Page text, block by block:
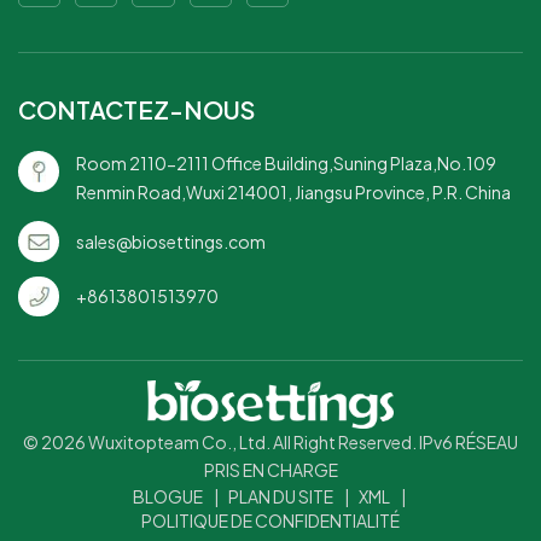
fonctionnel : combine
et pratique : facile à
manipuler et idéal aussi bien
pour un usage personnel que
pour les grands
événements.Jetable en toute
tranquillité d'esprit : offre la
commodité du jetable tout
en minimisant l'impact
les plats à emporter et la
restauration : un excellent
choix pour les restaurants, les
vendeurs de produits
alimentaires et les services de
restauration qui cherchent à
réduire les déchets
CONTACTEZ-NOUS
Room 2110-2111 Office Building,Suning Plaza,No.109
Renmin Road,Wuxi 214001, Jiangsu Province, P.R. China
sales@biosettings.com
+8613801513970
© 2026 Wuxitopteam Co., Ltd. All Right Reserved. IPv6 RÉSEAU
PRIS EN CHARGE
BLOGUE
PLAN DU SITE XML
POLITIQUE DE CONFIDENTIALITÉ